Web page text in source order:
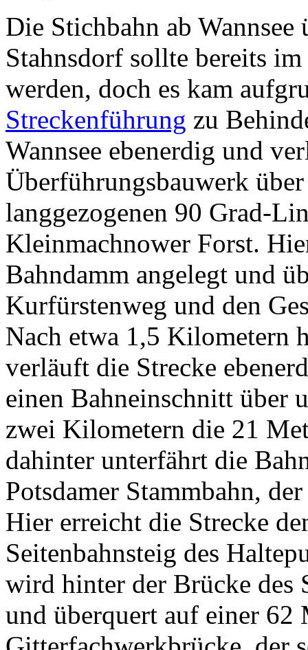
Die Stichbahn ab
Stahnsdorf sollte bereits
werden, doch es kam
Streckenführung zu
Wannsee ebenerdig und
Überführungsbauwerk
langgezogenen 90 Grad-
Kleinmachnower Forst.
Bahndamm angelegt und
Kurfürstenweg und den
Nach etwa 1,5 Kilometern
verläuft die Strecke
einen Bahneinschnitt über
zwei Kilometern die 21
dahinter unterfährt die
Potsdamer Stammbahn,
Hier erreicht die Strecke
Seitenbahnsteig des
wird hinter der Brücke des
und überquert auf einer 62